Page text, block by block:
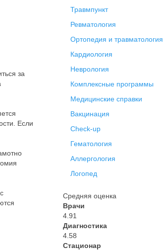
за
Если
Травмпункт
Ревматология
Ортопедия и травматология
Кардиология
Неврология
Комплексные программы
Медицинские справки
Вакцинация
Check-up
Гематология
Аллергология
Логопед
Средняя оценка
Врачи
4.91
Диагностика
4.58
Стационар